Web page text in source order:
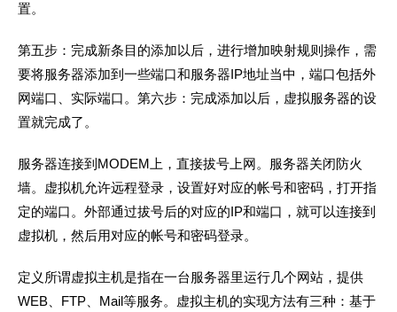
置。
第五步：完成新条目的添加以后，进行增加映射规则操作，需
要将服务器添加到一些端口和服务器IP地址当中，端口包括外
网端口、实际端口。第六步：完成添加以后，虚拟服务器的设
置就完成了。
服务器连接到MODEM上，直接拔号上网。服务器关闭防火
墙。虚拟机允许远程登录，设置好对应的帐号和密码，打开指
定的端口。外部通过拔号后的对应的IP和端口，就可以连接到
虚拟机，然后用对应的帐号和密码登录。
定义所谓虚拟主机是指在一台服务器里运行几个网站，提供
WEB、FTP、Mail等服务。虚拟主机的实现方法有三种：基于